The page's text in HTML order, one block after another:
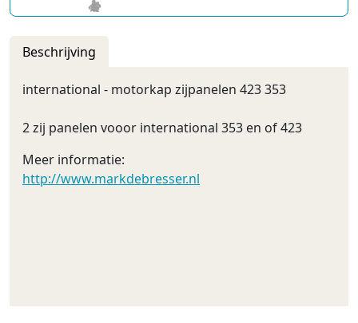
Beschrijving
international - motorkap zijpanelen 423 353
2 zij panelen vooor international 353 en of 423
Meer informatie:
http://www.markdebresser.nl